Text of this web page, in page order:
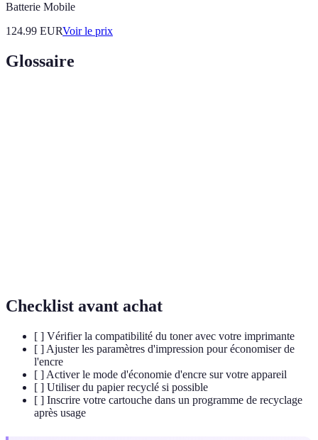
Batterie Mobile
124.99 EURVoir le prix
Glossaire
Checklist avant achat
[ ] Vérifier la compatibilité du toner avec votre imprimante
[ ] Ajuster les paramètres d'impression pour économiser de
l'encre
[ ] Activer le mode d'économie d'encre sur votre appareil
[ ] Utiliser du papier recyclé si possible
[ ] Inscrire votre cartouche dans un programme de recyclage
après usage